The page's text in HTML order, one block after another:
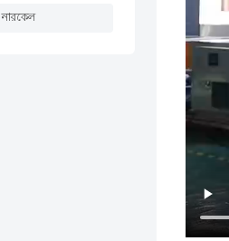
নারকেল